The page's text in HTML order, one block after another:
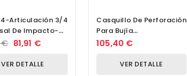
Articulación 3/4
De Impacto-
€ 81,91 €
VER DETALLE
Casquillo De Perforación
Para Bujía
Incandescente I-Ø4,4 /
105,40 €
VER DETALLE